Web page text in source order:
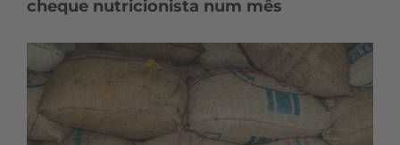
cheque nutricionista num mês